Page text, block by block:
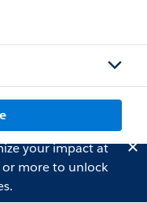
your impact at
more to unlock